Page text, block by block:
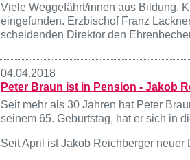
Viele Weggefährt/innen aus Bildung,
eingefunden. Erzbischof Franz
scheidenden Direktor den
04.04.2018
Peter Braun ist in Pension - Jakob
Seit mehr als 30 Jahren hat Peter
seinem 65. Geburtstag, hat er sich in
Seit April ist Jakob Reichberger